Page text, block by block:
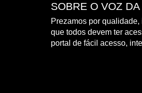
SOBRE O VOZ
Prezamos por
que todos devem ter
portal de fácil acesso,